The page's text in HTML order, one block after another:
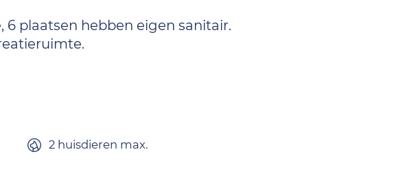
6 plaatsen hebben eigen sanitair.
2 huisdieren max.